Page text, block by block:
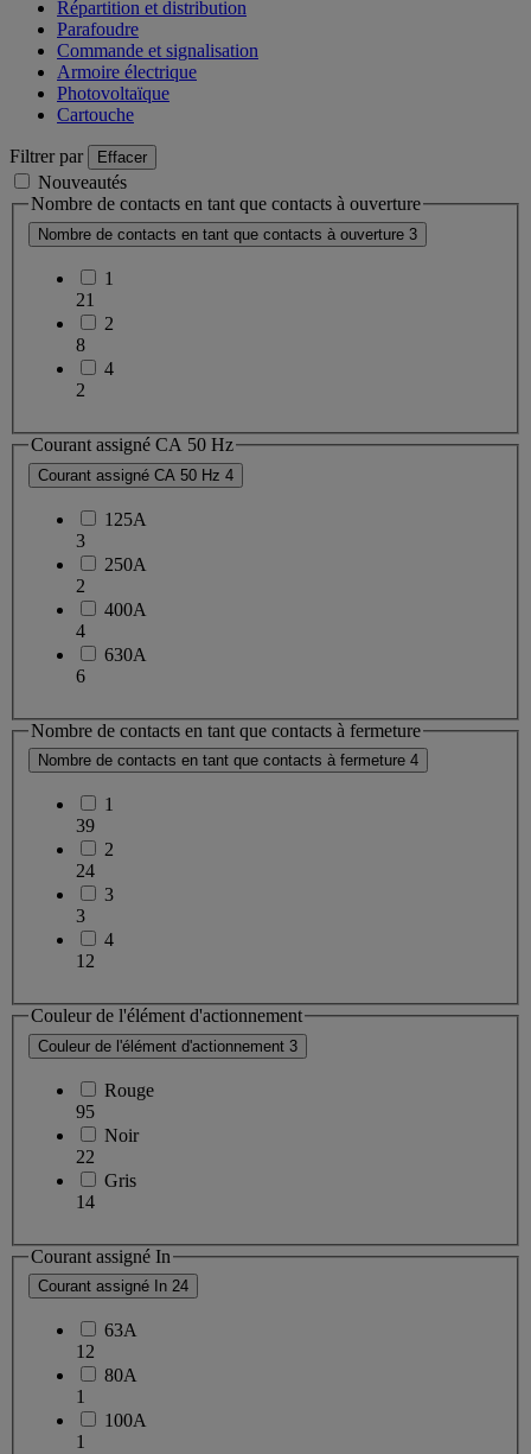
Répartition et distribution
Parafoudre
Commande et signalisation
Armoire électrique
Photovoltaïque
Cartouche
Filtrer par Effacer
Nouveautés
Nombre de contacts en tant que contacts à ouverture
Nombre de contacts en tant que contacts à ouverture 3
1
21
2
8
4
2
Courant assigné CA 50 Hz
Courant assigné CA 50 Hz 4
125A
3
250A
2
400A
4
630A
6
Nombre de contacts en tant que contacts à fermeture
Nombre de contacts en tant que contacts à fermeture 4
1
39
2
24
3
3
4
12
Couleur de l'élément d'actionnement
Couleur de l'élément d'actionnement 3
Rouge
95
Noir
22
Gris
14
Courant assigné In
Courant assigné In 24
63A
12
80A
1
100A
1